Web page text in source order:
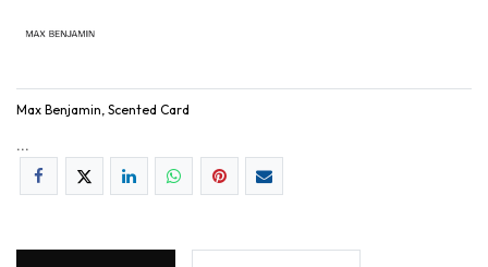
Max Benjamin, Scented Card
...